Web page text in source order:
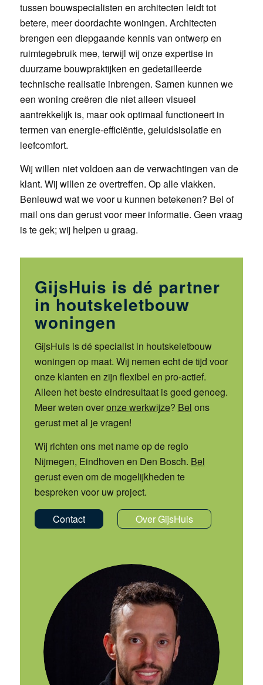
tussen bouwspecialisten en architecten leidt tot
betere, meer doordachte woningen. Architecten
brengen een diepgaande kennis van ontwerp en
ruimtegebruik mee, terwijl wij onze expertise in
duurzame bouwpraktijken en gedetailleerde
technische realisatie inbrengen. Samen kunnen we
een woning creëren die niet alleen visueel
aantrekkelijk is, maar ook optimaal functioneert in
termen van energie-efficiëntie, geluidsisolatie en
leefcomfort.
Wij willen niet voldoen aan de verwachtingen van de
klant. Wij willen ze overtreffen. Op alle vlakken.
Benieuwd wat we voor u kunnen betekenen? Bel of
mail ons dan gerust voor meer informatie. Geen vraag
is te gek; wij helpen u graag.
GijsHuis is dé partner
in houtskeletbouw
woningen
GijsHuis is dé specialist in houtskeletbouw
woningen op maat. Wij nemen echt de tijd voor
onze klanten en zijn flexibel en pro-actief.
Alleen het beste eindresultaat is goed genoeg.
Meer weten overonze werkwijze? Bel ons
gerust met al je vragen!
Wij richten ons met name op de regio
Nijmegen, Eindhoven en Den Bosch. Bel
gerust even om de mogelijkheden te
bespreken voor uw project.
Contact Over GijsHuis